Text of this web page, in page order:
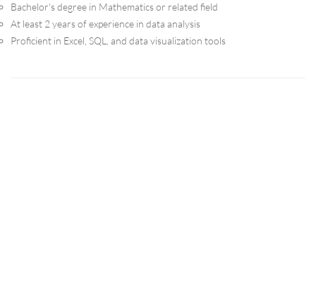
Bachelor's degree in Mathematics or related field
At least 2 years of experience in data analysis
Proficient in Excel, SQL, and data visualization tools